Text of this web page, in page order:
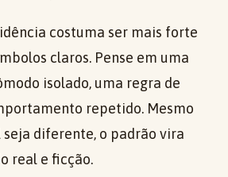
costuma ser mais forte
claros. Pense em uma
isolado, uma regra de
repetido. Mesmo
diferente, o padrão vira
real e ficção.